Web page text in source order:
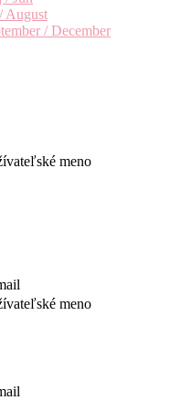
August
/ December
meno
meno